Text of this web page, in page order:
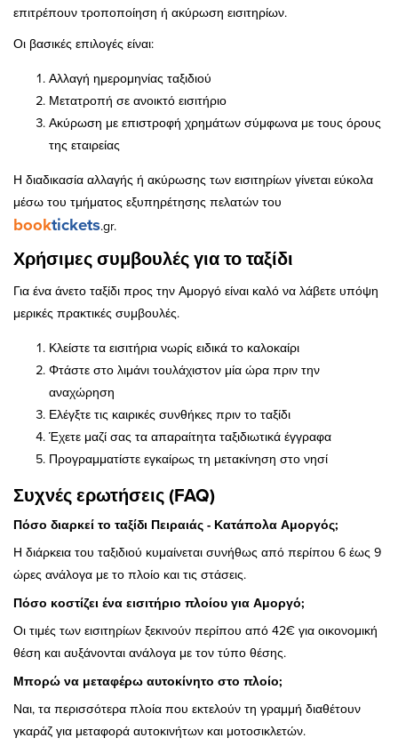
επιτρέπουν τροποποίηση ή ακύρωση εισιτηρίων.
Οι βασικές επιλογές είναι:
Αλλαγή ημερομηνίας ταξιδιού
Μετατροπή σε ανοικτό εισιτήριο
Ακύρωση με επιστροφή χρημάτων σύμφωνα με τους όρους
της εταιρείας
Η διαδικασία αλλαγής ή ακύρωσης των εισιτηρίων γίνεται εύκολα
μέσω του τμήματος εξυπηρέτησης πελατών του
booktickets.gr.
Χρήσιμες συμβουλές για το ταξίδι
Για ένα άνετο ταξίδι προς την Αμοργό είναι καλό να λάβετε υπόψη
μερικές πρακτικές συμβουλές.
Κλείστε τα εισιτήρια νωρίς ειδικά το καλοκαίρι
Φτάστε στο λιμάνι τουλάχιστον μία ώρα πριν την
αναχώρηση
Ελέγξτε τις καιρικές συνθήκες πριν το ταξίδι
Έχετε μαζί σας τα απαραίτητα ταξιδιωτικά έγγραφα
Προγραμματίστε εγκαίρως τη μετακίνηση στο νησί
Συχνές ερωτήσεις (FAQ)
Πόσο διαρκεί το ταξίδι Πειραιάς - Κατάπολα Αμοργός;
Η διάρκεια του ταξιδιού κυμαίνεται συνήθως από περίπου 6 έως 9
ώρες ανάλογα με το πλοίο και τις στάσεις.
Πόσο κοστίζει ένα εισιτήριο πλοίου για Αμοργό;
Οι τιμές των εισιτηρίων ξεκινούν περίπου από 42€ για οικονομική
θέση και αυξάνονται ανάλογα με τον τύπο θέσης.
Μπορώ να μεταφέρω αυτοκίνητο στο πλοίο;
Ναι, τα περισσότερα πλοία που εκτελούν τη γραμμή διαθέτουν
γκαράζ για μεταφορά αυτοκινήτων και μοτοσικλετών.